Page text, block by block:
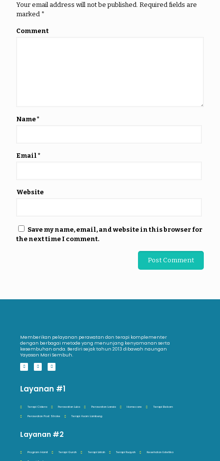
Your email address will not be published. Required fields are
marked *
Comment
Name*
Email *
Website
Save my name, email, and website in this browser for
the next time I comment.
Memberikan pelayanan perawatan dan terapi komplementer
dengan berbagai metode yang menunjang kenyamanan serta
kesembuhan anda. Berdiri sejak tahun 2013 dibawah naungan
Yayasan Mari Sembuh.
Layanan #1
Terapi Cidera Perawatan Luka Perawatan Lansia Homecare Terapi Bekam
Perawatan Post Stroke Terapi Asam Lambung
Layanan #2
Program Hamil Terapi Gurah Terapi Lintah Terapi Ruqyah Kesehatan Estetika